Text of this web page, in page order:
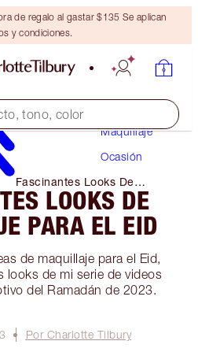
de regalo al gastar $135 Se aplican
y condiciones.
tono, color
Maquillaje
Ocasión
Fascinantes Looks De
Maquillaje Para El Eid
LOOKS DE
PARA EL EID
de maquillaje para el Eid,
looks de mi serie de videos
del Ramadán de 2023.
Por Charlotte Tilbury